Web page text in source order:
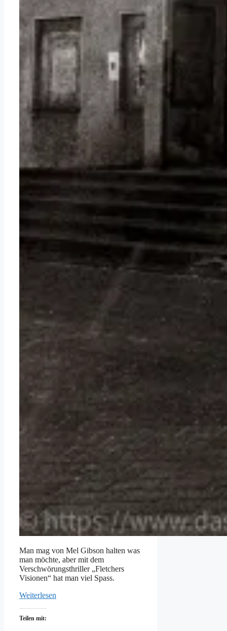
Man mag von Mel Gibson halten was
man möchte, aber mit dem
Verschwörungsthriller „Fletchers
Visionen“ hat man viel Spass.
Weiterlesen
Teilen mit: